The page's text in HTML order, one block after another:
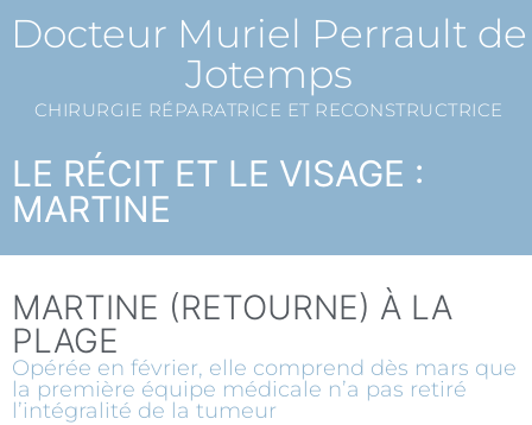
Docteur Muriel Perrault de
Jotemps
CHIRURGIE RÉPARATRICE ET RECONSTRUCTRICE
LE RÉCIT ET LE VISAGE :
MARTINE
MARTINE (RETOURNE) À LA
PLAGE
Opérée en février, elle comprend dès mars que
la première équipe médicale n’a pas retiré
l’intégralité de la tumeur